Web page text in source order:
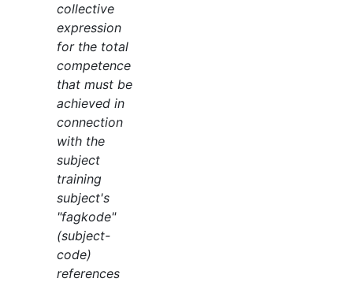
collective
expression
for the total
competence
that must be
achieved in
connection
with the
subject
training
subject's
"fagkode"
(subject-
code)
references